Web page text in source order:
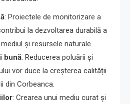
: Proiectele de monitorizare a
la dezvoltarea durabilă a
și resursele naturale.
bună: Reducerea poluării și
vor duce la creșterea calității
din Corbeanca.
: Crearea unui mediu curat și